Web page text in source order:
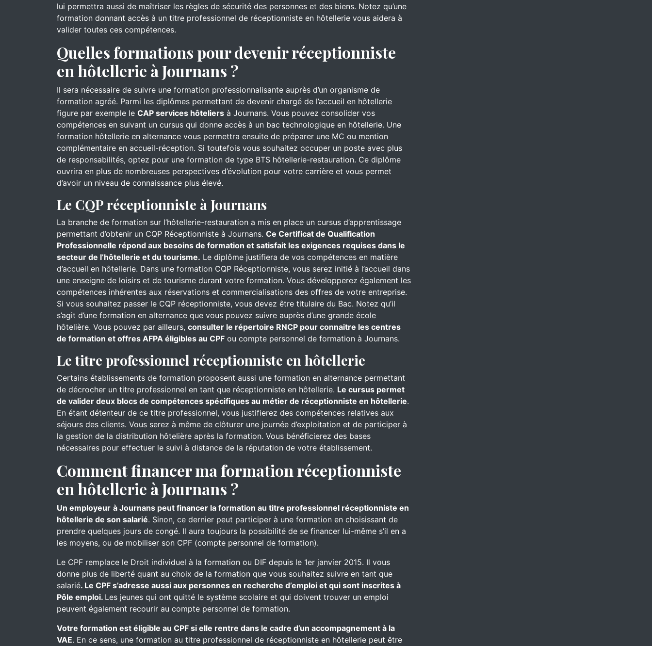
lui permettra aussi de maîtriser les règles de sécurité des personnes et des biens. Notez qu’une
formation donnant accès à un titre professionnel de réceptionniste en hôtellerie vous aidera à
valider toutes ces compétences.
Quelles formations pour devenir réceptionniste
en hôtellerie à Journans ?
Il sera nécessaire de suivre une formation professionnalisante auprès d’un organisme de
formation agréé. Parmi les diplômes permettant de devenir chargé de l’accueil en hôtellerie
figure par exemple le CAP services hôteliers à Journans. Vous pouvez consolider vos
compétences en suivant un cursus qui donne accès à un bac technologique en hôtellerie. Une
formation hôtellerie en alternance vous permettra ensuite de préparer une MC ou mention
complémentaire en accueil-réception. Si toutefois vous souhaitez occuper un poste avec plus
de responsabilités, optez pour une formation de type BTS hôtellerie-restauration. Ce diplôme
ouvrira en plus de nombreuses perspectives d’évolution pour votre carrière et vous permet
d’avoir un niveau de connaissance plus élevé.
Le CQP réceptionniste à Journans
La branche de formation sur l’hôtellerie-restauration a mis en place un cursus d’apprentissage
permettant d’obtenir un CQP Réceptionniste à Journans. Ce Certificat de Qualification
Professionnelle répond aux besoins de formation et satisfait les exigences requises dans le
secteur de l’hôtellerie et du tourisme. Le diplôme justifiera de vos compétences en matière
d’accueil en hôtellerie. Dans une formation CQP Réceptionniste, vous serez initié à l’accueil dans
une enseigne de loisirs et de tourisme durant votre formation. Vous développerez également les
compétences inhérentes aux réservations et commercialisations des offres de votre entreprise.
Si vous souhaitez passer le CQP réceptionniste, vous devez être titulaire du Bac. Notez qu’il
s’agit d’une formation en alternance que vous pouvez suivre auprès d’une grande école
hôtelière. Vous pouvez par ailleurs, consulter le répertoire RNCP pour connaitre les centres
de formation et offres AFPA éligibles au CPF ou compte personnel de formation à Journans.
Le titre professionnel réceptionniste en hôtellerie
Certains établissements de formation proposent aussi une formation en alternance permettant
de décrocher un titre professionnel en tant que réceptionniste en hôtellerie. Le cursus permet
de valider deux blocs de compétences spécifiques au métier de réceptionniste en hôtellerie.
En étant détenteur de ce titre professionnel, vous justifierez des compétences relatives aux
séjours des clients. Vous serez à même de clôturer une journée d’exploitation et de participer à
la gestion de la distribution hôtelière après la formation. Vous bénéficierez des bases
nécessaires pour effectuer le suivi à distance de la réputation de votre établissement.
Comment financer ma formation réceptionniste
en hôtellerie à Journans ?
Un employeur à Journans peut financer la formation au titre professionnel réceptionniste en
hôtellerie de son salarié. Sinon, ce dernier peut participer à une formation en choisissant de
prendre quelques jours de congé. Il aura toujours la possibilité de se financer lui-même s’il en a
les moyens, ou de mobiliser son CPF (compte personnel de formation).
Le CPF remplace le Droit individuel à la formation ou DIF depuis le 1er janvier 2015. Il vous
donne plus de liberté quant au choix de la formation que vous souhaitez suivre en tant que
salarié. Le CPF s’adresse aussi aux personnes en recherche d’emploi et qui sont inscrites à
Pôle emploi. Les jeunes qui ont quitté le système scolaire et qui doivent trouver un emploi
peuvent également recourir au compte personnel de formation.
Votre formation est éligible au CPF si elle rentre dans le cadre d’un accompagnement à la
VAE. En ce sens, une formation au titre professionnel de réceptionniste en hôtellerie peut être